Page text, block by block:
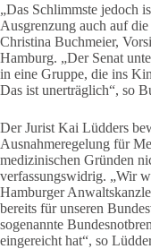
„Das Schlimmste jedoch
Ausgrenzung auch auf
Christina Buchmeier,
Hamburg. „Der Senat
in eine Gruppe, die ins
Das ist unerträglich“, so
Der Jurist Kai Lüdders
Ausnahmeregelung für
medizinischen Gründen
verfassungswidrig. „Wir
Hamburger
bereits für unseren
sogenannte
eingereicht hat“, so